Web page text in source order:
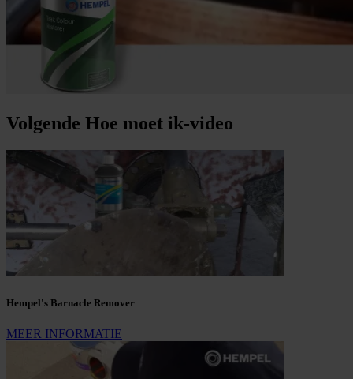
Volgende Hoe moet ik-video
Hempel's Barnacle Remover
MEER INFORMATIE